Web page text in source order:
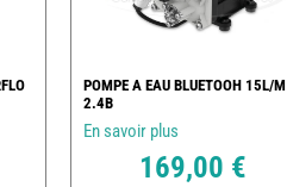
POMPE A EAU BLUETOOH 15L/M
2.4B
En savoir plus
169,00 €